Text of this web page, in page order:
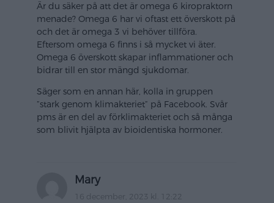
Är du säker på att det är omega 6 kiropraktorn
menade? Omega 6 har vi oftast ett överskott på
och det är omega 3 vi behöver tillföra.
Eftersom omega 6 finns i så mycket vi äter.
Omega 6 överskott skapar inflammationer och
bidrar till en stor mängd sjukdomar.
Säger som en annan här, kolla in gruppen
”stark genom klimakteriet” på Facebook. Svår
pms är en del av förklimakteriet och så många
som blivit hjälpta av bioidentiska hormoner.
Mary
16 december, 2023 kl. 12:22